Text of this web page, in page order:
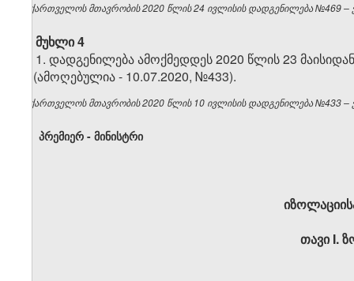
საქართველოს მთავრობის 2020 წლის 24 ივლისის დადგენილება №469 –
მუხლი 4
1. დადგენილება ამოქმედდეს 2020 წლის 23
2. (ამოღებულია - 10.07.2020, №433).
საქართველოს მთავრობის 2020 წლის 10 ივლისის დადგენილება №433 –
პრემიერ - მინისტრი
თავიI.